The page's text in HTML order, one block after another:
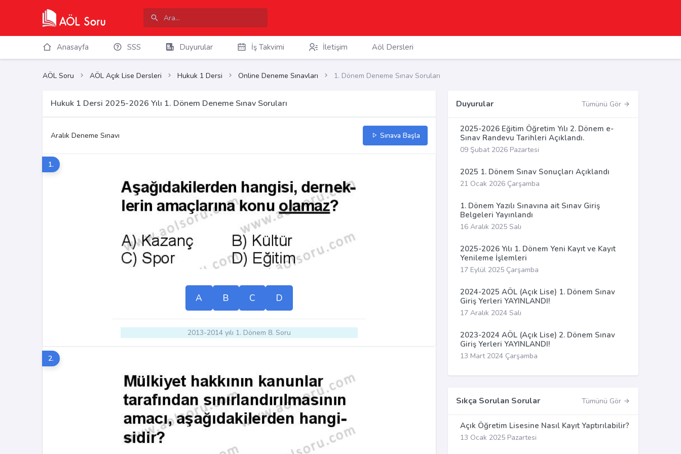
Anasayfa SSS Duyurular İş Takvimi İletişim Aöl Dersleri
AÖL Soru AÖL Açık Lise Dersleri Hukuk 1 Dersi Online Deneme Sınavları 1. Dönem Deneme Sınav Soruları
Hukuk 1 Dersi 2025-2026 Yılı 1. Dönem Deneme Sınav Soruları
Aralık Deneme Sınavı Sınava Başla
1.
A B C D
2013-2014 yılı 1. Dönem 8. Soru
2.
Duyurular Tümünü Gör
2025-2026 Eğitim Öğretim Yılı 2. Dönem e-
Sınav Randevu Tarihleri Açıklandı.
09 Şubat 2026 Pazartesi
2025 1. Dönem Sınav Sonuçları Açıklandı
21 Ocak 2026 Çarşamba
1. Dönem Yazılı Sınavına ait Sınav Giriş
Belgeleri Yayınlandı
16 Aralık 2025 Salı
2025-2026 Yılı 1. Dönem Yeni Kayıt ve Kayıt
Yenileme İşlemleri
17 Eylül 2025 Çarşamba
2024-2025 AÖL (Açık Lise) 1. Dönem Sınav
Giriş Yerleri YAYINLANDI!
17 Aralık 2024 Salı
2023-2024 AÖL (Açık Lise) 2. Dönem Sınav
Giriş Yerleri YAYINLANDI!
13 Mart 2024 Çarşamba
Sıkça Sorulan Sorular Tümünü Gör
Açık Öğretim Lisesine Nasıl Kayıt Yaptırılabilir?
13 Ocak 2025 Pazartesi